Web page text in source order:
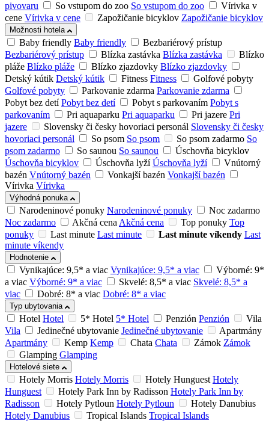
pivovaru
So vstupom do zoo So vstupom do zoo
Vírivka v
cene Vírivka v cene Zapožičanie bicyklov Zapožičanie bicyklov
Možnosti hotela
Baby friendly Baby friendly
Bezbariérový prístup
Bezbariérový prístup
Blízka zastávka Blízka zastávka
Blízko
pláže Blízko pláže Blízko zjazdovky Blízko zjazdovky
Detský kútik Detský kútik Fitness Fitness
Golfové pobyty
Golfové pobyty
Parkovanie zdarma Parkovanie zdarma
Pobyt bez detí Pobyt bez detí Pobyt s parkovaním Pobyt s
parkovaním
Pri aquaparku Pri aquaparku Pri jazere Pri
jazere
Slovensky či česky hovoriaci personál Slovensky či česky
hovoriaci personál
So psom So psom So psom zadarmo So
psom zadarmo
So saunou So saunou
Úschovňa bicyklov
Úschovňa bicyklov
Úschovňa lyží Úschovňa lyží
Vnútorný
bazén Vnútorný bazén Vonkajší bazén Vonkajší bazén
Vírivka Vírivka
Výhodná ponuka
Narodeninové ponuky Narodeninové ponuky
Noc zadarmo
Noc zadarmo
Akčná cenaAkčná cena Top ponuky Top
ponuky
Last minute Last minute Last minute víkendy Last
minute víkendy
Hodnotenie
Vynikajúce: 9,5* a viac Vynikajúce: 9,5* a viac
Výborné: 9*
a viac Výborné: 9* a viac Skvelé: 8,5* a viac Skvelé: 8,5* a
viac
Dobré: 8* a viac Dobré: 8* a viac
Typ ubytovania
Hotel Hotel 5* Hotel 5* Hotel Penzión Penzión
Vila
Vila
Jedinečné ubytovanie Jedinečné ubytovanie
Apartmány
Apartmány
Kemp Kemp Chata Chata Zámok Zámok
Glamping Glamping
Hotelové siete
Hotely Morris Hotely Morris Hotely Hunguest Hotely
Hunguest
Hotely Park Inn by Radisson Hotely Park Inn by
Radisson
Hotely Pytloun Hotely Pytloun
Hotely Danubius
Hotely Danubius
Tropical Islands Tropical Islands